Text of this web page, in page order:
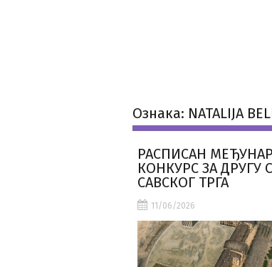
Ознака: NATALIJA
РАСПИСАН
КОНКУРС ЗА ДРУГУ
САВСКОГ ТРГА
11/06/2026